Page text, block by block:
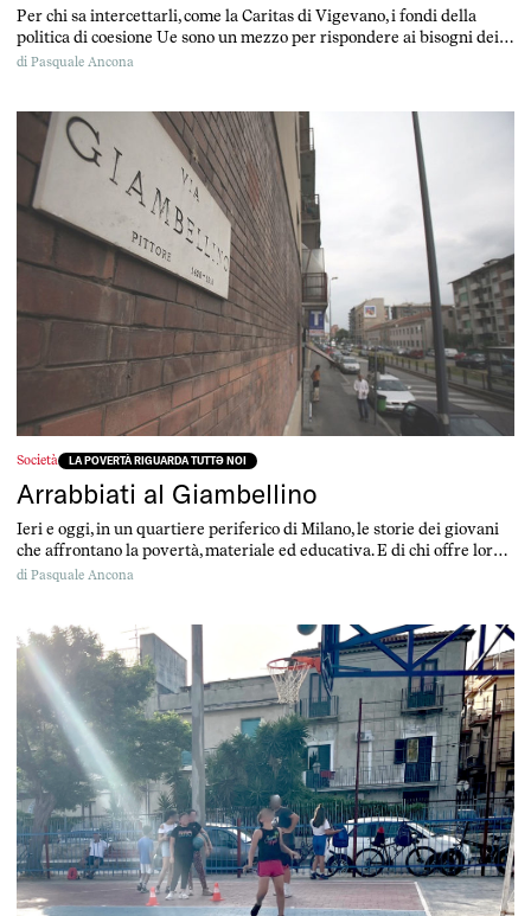
Per chi sa intercettarli, come la Caritas di Vigevano, i fondi della
politica di coesione Ue sono un mezzo per rispondere ai bisogni dei
territori e lottare contro le forme, vecchie e nuove, che la povertà
di Pasquale Ancona
Società LA POVERTÀ RIGUARDA TUTTƏ NOI
Arrabbiati al Giambellino
Ieri e oggi, in un quartiere periferico di Milano, le storie dei giovani
che affrontano la povertà, materiale ed educativa. E di chi offre loro
un sostegno
di Pasquale Ancona